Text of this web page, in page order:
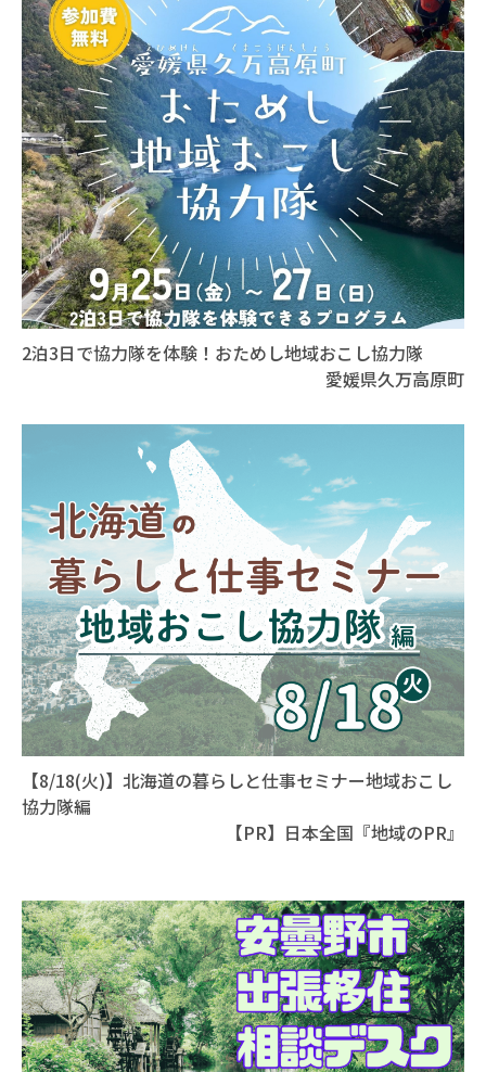
2泊3日で協力隊を体験！おためし地域おこし協力隊
愛媛県久万高原町
【8/18(火)】北海道の暮らしと仕事セミナー地域おこし
協力隊編
【PR】日本全国『地域のPR』